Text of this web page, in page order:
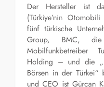
Der Hersteller ist
(Türkiye’nin
fünf türkische
Group, BMC,
Mobilfunkbetreiber
Holding – und die
Börsen in der Türkei“
und CEO ist Gürcan